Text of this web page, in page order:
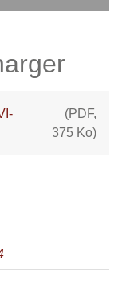
(PDF,
375 Ko)